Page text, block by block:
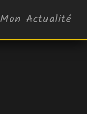
Mon Actualité